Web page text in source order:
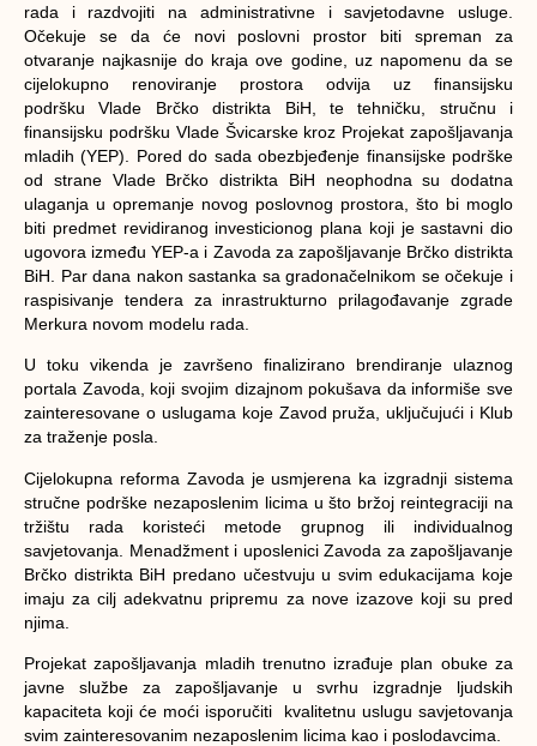
rada i razdvojiti na administrativne i savjetodavne usluge.
Očekuje se da će novi poslovni prostor biti spreman za
otvaranje najkasnije do kraja ove godine, uz napomenu da se
cijelokupno renoviranje prostora odvija uz finansijsku
podršku Vlade Brčko distrikta BiH, te tehničku, stručnu i
finansijsku podršku Vlade Švicarske kroz Projekat zapošljavanja
mladih (YEP). Pored do sada obezbjeđenje finansijske podrške
od strane Vlade Brčko distrikta BiH neophodna su dodatna
ulaganja u opremanje novog poslovnog prostora, što bi moglo
biti predmet revidiranog investicionog plana koji je sastavni dio
ugovora između YEP-a i Zavoda za zapošljavanje Brčko distrikta
BiH. Par dana nakon sastanka sa gradonačelnikom se očekuje i
raspisivanje tendera za inrastrukturno prilagođavanje zgrade
Merkura novom modelu rada.
U toku vikenda je završeno finalizirano brendiranje ulaznog
portala Zavoda, koji svojim dizajnom pokušava da informiše sve
zainteresovane o uslugama koje Zavod pruža, uključujući i Klub
za traženje posla.
Cijelokupna reforma Zavoda je usmjerena ka izgradnji sistema
stručne podrške nezaposlenim licima u što bržoj reintegraciji na
tržištu rada koristeći metode grupnog ili individualnog
savjetovanja. Menadžment i uposlenici Zavoda za zapošljavanje
Brčko distrikta BiH predano učestvuju u svim edukacijama koje
imaju za cilj adekvatnu pripremu za nove izazove koji su pred
njima.
Projekat zapošljavanja mladih trenutno izrađuje plan obuke za
javne službe za zapošljavanje u svrhu izgradnje ljudskih
kapaciteta koji će moći isporučiti kvalitetnu uslugu savjetovanja
svim zainteresovanim nezaposlenim licima kao i poslodavcima.